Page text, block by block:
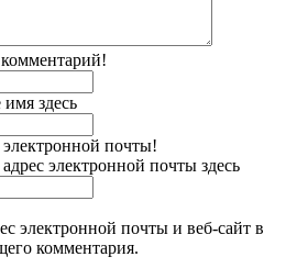
здесь
почты!
электронной почты здесь
электронной почты и веб-сайт в
комментария.